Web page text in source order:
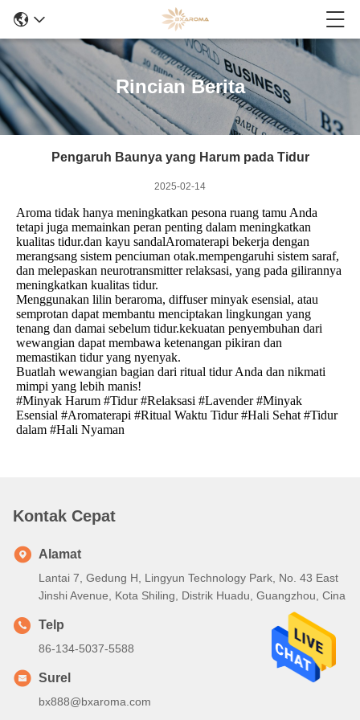
Rincian Berita
Pengaruh Baunya yang Harum pada Tidur
2025-02-14
Aroma tidak hanya meningkatkan pesona ruang tamu Anda
tetapi juga memainkan peran penting dalam meningkatkan
kualitas tidur.dan kayu sandalAromaterapi bekerja dengan
merangsang sistem penciuman otak.mempengaruhi sistem saraf,
dan melepaskan neurotransmitter relaksasi, yang pada gilirannya
meningkatkan kualitas tidur.
Menggunakan lilin beraroma, diffuser minyak esensial, atau
semprotan dapat membantu menciptakan lingkungan yang
tenang dan damai sebelum tidur.kekuatan penyembuhan dari
wewangian dapat membawa ketenangan pikiran dan
memastikan tidur yang nyenyak.
Buatlah wewangian bagian dari ritual tidur Anda dan nikmati
mimpi yang lebih manis!
#Minyak Harum #Tidur #Relaksasi #Lavender #Minyak
Esensial #Aromaterapi #Ritual Waktu Tidur #Hali Sehat #Tidur
dalam #Hali Nyaman
Kontak Cepat
Alamat
Lantai 7, Gedung H, Lingyun Technology Park, No. 43 East
Jinshi Avenue, Kota Shiling, Distrik Huadu, Guangzhou, Cina
Telp
86-134-5037-5588
Surel
bx888@bxaroma.com